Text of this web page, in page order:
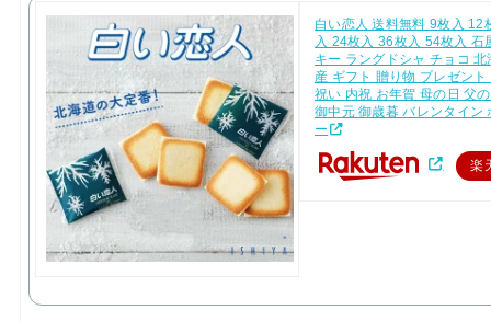
白い恋人 送料無料 9枚入 12
入 24枚入 36枚入 54枚入 石
キー ラングドシャ チョコ 北
産 ギフト 贈り物 プレゼント
祝い 内祝 お年賀 母の日 父
御中元 御歳暮 バレンタイン
ー
楽